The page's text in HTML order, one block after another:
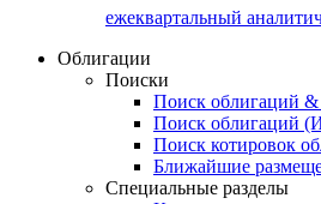
ежеквартальный
Облигации
Поиски
Поиск облигаций
Поиск облигаций
Поиск котировок
Ближайшие
Специальные разделы